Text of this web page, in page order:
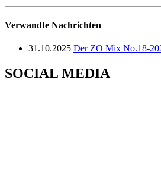
Verwandte Nachrichten
31.10.2025 Der ZO Mix No.18-
SOCIAL MEDIA